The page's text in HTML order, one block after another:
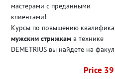
мастерами с преданными
клиентами!
Курсы по повышению
мужским стрижкам в технике
DEMETRIUS вы найдете на
Price